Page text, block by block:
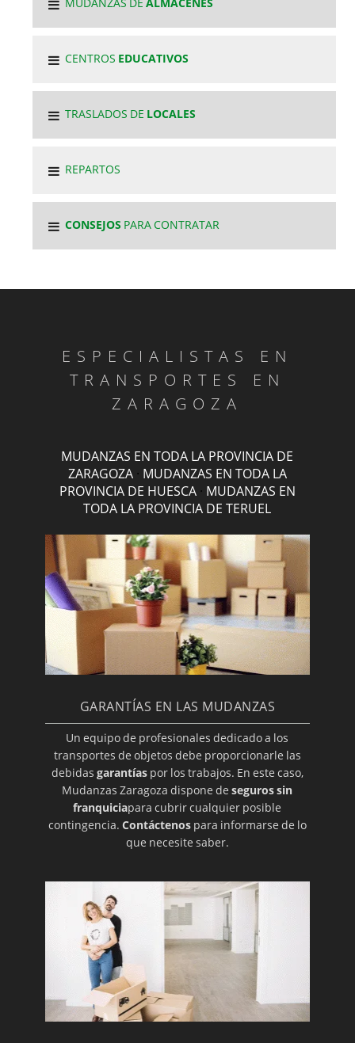
CENTROS EDUCATIVOS
TRASLADOS DE LOCALES
REPARTOS
CONSEJOS PARA CONTRATAR
ESPECIALISTAS EN
TRANSPORTES EN
ZARAGOZA
MUDANZAS EN TODA LA PROVINCIA DE
ZARAGOZA· MUDANZAS EN TODA LA
PROVINCIA DE HUESCA· MUDANZAS EN
TODA LA PROVINCIA DE TERUEL
GARANTÍAS EN LAS MUDANZAS
Un equipo de profesionales dedicado a los
transportes de objetos debe proporcionarle las
debidas garantíaspor los trabajos. En este caso,
Mudanzas Zaragoza dispone deseguros sin
franquiciapara cubrir cualquier posible
contingencia. Contáctenospara informarse de lo
que necesite saber.